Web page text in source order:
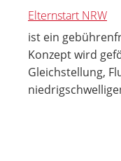
Elternstart NRW
ist ein
Konzept wird
Gleichstellung,